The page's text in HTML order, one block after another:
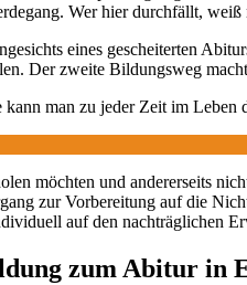
Wer hier durchfällt, weiß
eines gescheiterten
Der zweite Bildungsweg
man zu jeder Zeit im Leben
möchten und andererseits
zur Vorbereitung auf die
auf den nachträglichen
zum Abitur in